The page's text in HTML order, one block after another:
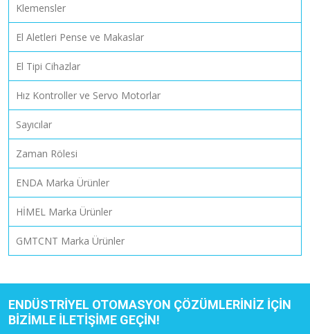
Klemensler
El Aletleri Pense ve Makaslar
El Tipi Cihazlar
Hız Kontroller ve Servo Motorlar
Sayıcılar
Zaman Rölesi
ENDA Marka Ürünler
HİMEL Marka Ürünler
GMTCNT Marka Ürünler
ENDÜSTRIYEL OTOMASYON ÇÖZÜMLERINIZ IÇIN
BIZIMLE ILETIŞIME GEÇIN!